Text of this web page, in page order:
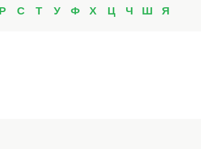
Р С Т У Ф Х Ц Ч Ш Я